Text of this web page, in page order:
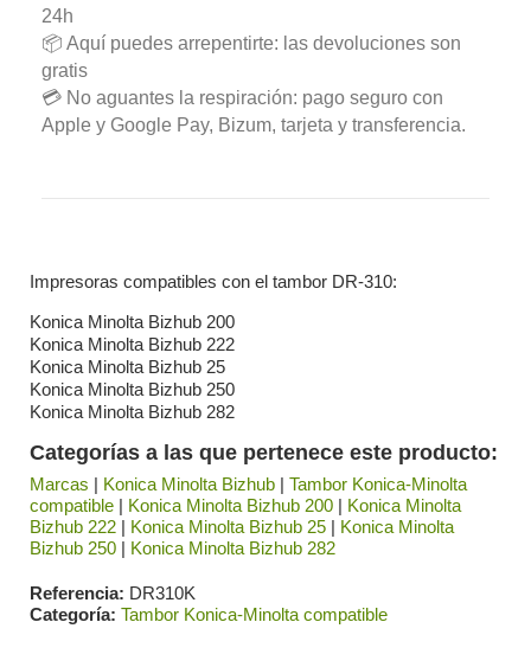
24h
📦 Aquí puedes arrepentirte: las devoluciones son
gratis
💳 No aguantes la respiración: pago seguro con
Apple y Google Pay, Bizum, tarjeta y transferencia.
Impresoras compatibles con el tambor DR-310:
Konica Minolta Bizhub 200
Konica Minolta Bizhub 222
Konica Minolta Bizhub 25
Konica Minolta Bizhub 250
Konica Minolta Bizhub 282
Categorías a las que pertenece este producto:
Marcas | Konica Minolta Bizhub | Tambor Konica-Minolta
compatible | Konica Minolta Bizhub 200 | Konica Minolta
Bizhub 222 | Konica Minolta Bizhub 25 | Konica Minolta
Bizhub 250 | Konica Minolta Bizhub 282
Referencia DR310K
Categoría Tambor Konica-Minolta compatible